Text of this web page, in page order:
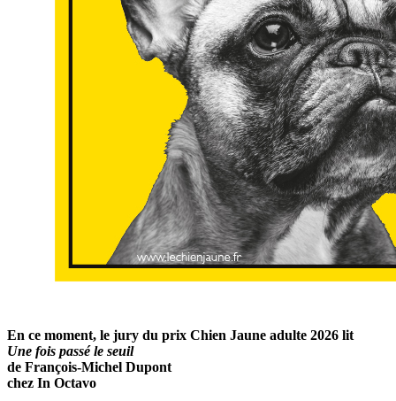
En ce moment, le jury du prix Chien Jaune adulte 2026 lit
Une fois passé le seuil
de François-Michel Dupont
chez In Octavo